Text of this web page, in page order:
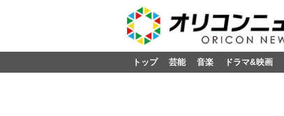
トップ 芸能 音楽 ドラマ&映画